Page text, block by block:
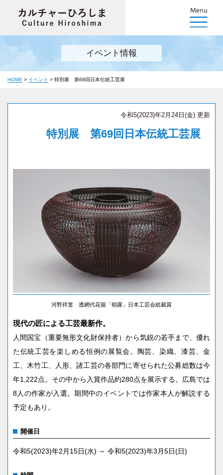
イベント情報
HOME > イベント > 特別展 第69回日本伝統工芸展
令和5(2023)年2月24日(金) 更新
特別展 第69回日本伝統工芸展
河野祥篁 透網代花籠「朝露」日本工芸会総裁賞
現代の匠による工芸最新作。
人間国宝（重要無形文化財保持者）から気鋭の若手まで、優れ
た伝統工芸を楽しめる恒例の展覧会。陶芸、染織、漆芸、金
工、木竹工、人形、諸工芸の各部門に寄せられた公募総数は今
年1,222点。その中から入賞作品約280点を展示する。広島では
8人の作家が入選。期間中のイベントでは作家本人が解説する
予定もあり。
開催日
令和5(2023)年2月15日(水) ～ 令和5(2023)年3月5日(日)